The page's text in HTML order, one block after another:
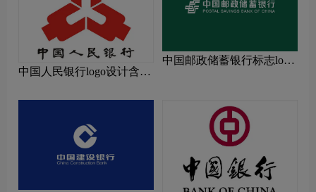
中国人民银行logo设计含义
中国邮政储蓄银行标志logo